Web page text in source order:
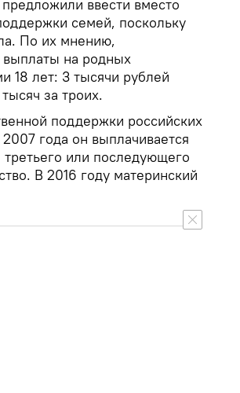
ввести вместо
семей, поскольку
По их мнению,
выплаты на родных
18 лет: 3 тысячи рублей
за троих.
поддержки российских
года он выплачивается
или последующего
В 2016 году материнский